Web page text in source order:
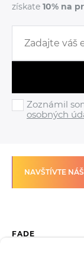
získate 10% na
Zoznámil
osobných
NAVŠTÍVTE
FADE